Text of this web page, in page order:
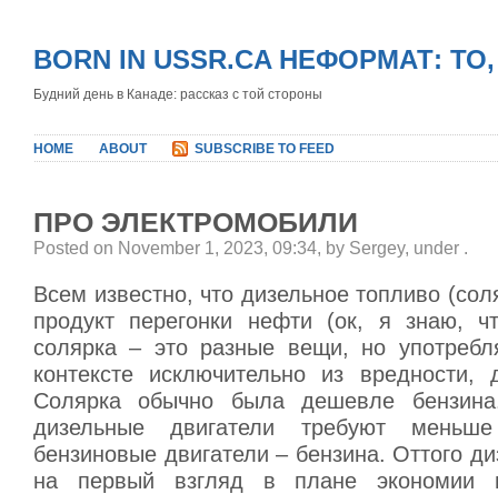
BORN IN USSR.CA НЕФОРМАТ:
Будний день в Канаде: рассказ с той стороны
HOME ABOUT SUBSCRIBE TO FEED
ПРО ЭЛЕКТРОМОБИЛИ
Posted on November 1, 2023, 09:34, by Sergey, under .
Всем известно, что дизельное топливо
продукт перегонки нефти (ок, я знаю,
солярка – это разные вещи, но
контексте исключительно из
Солярка обычно была дешевле
дизельные двигатели требуют
бензиновые двигатели – бензина. Оттого
на первый взгляд в плане экономии